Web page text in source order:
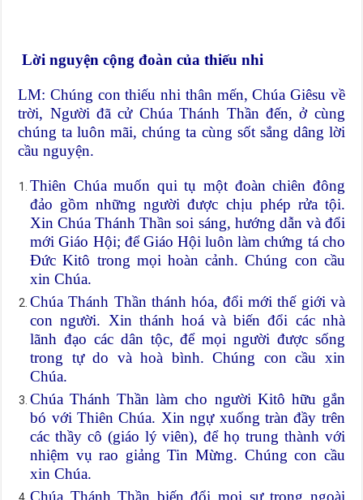
Lời nguyện cộng đoàn của thiếu nhi
LM: Chúng con thiếu nhi thân mến, Chúa Giêsu về
trời, Người đã cử Chúa Thánh Thần đến, ở cùng
chúng ta luôn mãi, chúng ta cùng sốt sắng dâng lời
cầu nguyện.
Thiên Chúa muốn qui tụ một đoàn chiên đông
đảo gồm những người được chịu phép rửa tội.
Xin Chúa Thánh Thần soi sáng, hướng dẫn và đổi
mới Giáo Hội; để Giáo Hội luôn làm chứng tá cho
Đức Kitô trong mọi hoàn cảnh. Chúng con cầu
xin Chúa.
Chúa Thánh Thần thánh hóa, đổi mới thế giới và
con người. Xin thánh hoá và biến đổi các nhà
lãnh đạo các dân tộc, để mọi người được sống
trong tự do và hoà bình. Chúng con cầu xin
Chúa.
Chúa Thánh Thần làm cho người Kitô hữu gắn
bó với Thiên Chúa. Xin ngự xuống tràn đầy trên
các thầy cô (giáo lý viên), để họ trung thành với
nhiệm vụ rao giảng Tin Mừng. Chúng con cầu
xin Chúa.
Chúa Thánh Thần biến đổi mọi sự trong ngoài